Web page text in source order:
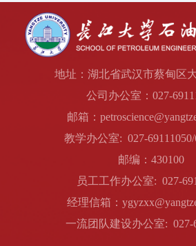
地址：湖北省武汉市蔡甸区
公司办公室：027-
邮箱：
教学办公室: 027-69111050/
邮编：430100
员工工作办公室: 027-
经理信箱：
一流团队建设办公室: 027-